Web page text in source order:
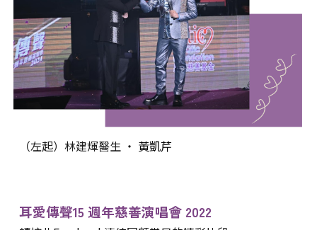
（左起）林建煇醫生 ‧ 黃凱芹
耳愛傳聲15 週年慈善演唱會 2022